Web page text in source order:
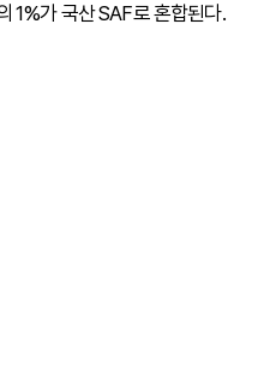
1%가 국산 SAF로 혼합된다.